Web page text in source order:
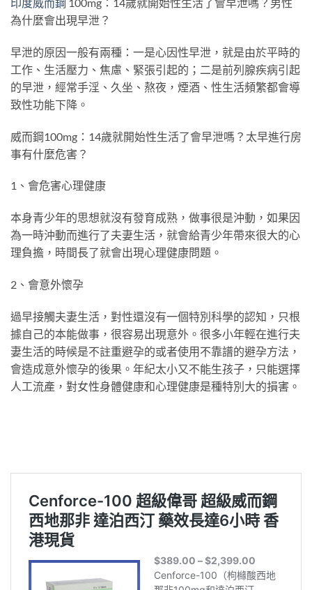
為什麼會出現早泄？
早泄的原因一般有兩種：一是心因性早泄，就是由於平時的
工作、生活壓力、焦慮、緊張引起的；二是前列腺疾病引起
的早泄，經常手淫、久坐、熬夜，煙酒、性生活頻繁都會導
致性功能下降。
威而鋼100mg：14歲就開始性生活了會早泄嗎？太早進行房
事有什麼危害？
1、會危害心理健康
本身青少年的思想就沒有發育成熟，做事很是沖動，如果因
為一時沖動而進行了夫妻生活，就會給青少年帶來很大的心
理負擔，時間長了就會出現心理健康問題。
2、會意外懷孕
過早接觸夫妻生活，對性還沒有一個特別科學的認知，只根
據自己的本能做事，很容易出現意外。很多小年輕在進行夫
妻生活的時候是不註重避孕的或者使用不靠譜的避孕方法，
會造成意外懷孕的後果。年紀太小又不能生孩子，只能選擇
人工流產，對女性身體健康和心理健康是種特別大的損害。